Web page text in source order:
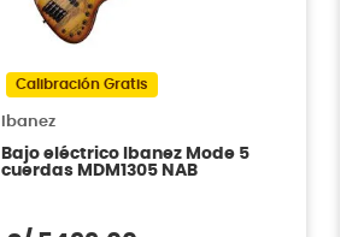
Calibración Gratis
Ibanez
Bajo eléctrico Ibanez Mode 5
cuerdas MDM1305 NAB